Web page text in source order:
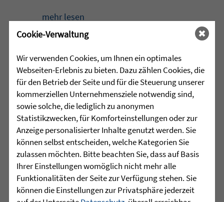
mehr lesen
29.07.2026 |• HÖR-SPRACHZENTRUM
Mutmurmeln und
Rechenmäuse - auf geht´s in
die Schulzeit
Am Mittwoch, 27.07.26 verabschiedete
das Team des Schulkindergartens der
Leopoldschule in Altshausen die
Vorschüler mit einer bunten und
emotionalen ...
Cookie-Verwaltung
Wir verwenden Cookies, um Ihnen ein optimales
Webseiten-Erlebnis zu bieten. Dazu zählen Cookies, die
für den Betrieb der Seite und für die Steuerung unserer
kommerziellen Unternehmensziele notwendig sind,
sowie solche, die lediglich zu anonymen
Statistikzwecken, für Komforteinstellungen oder zur
Anzeige personalisierter Inhalte genutzt werden. Sie
können selbst entscheiden, welche Kategorien Sie
zulassen möchten. Bitte beachten Sie, dass auf Basis
Ihrer Einstellungen womöglich nicht mehr alle
Funktionalitäten der Seite zur Verfügung stehen. Sie
können die Einstellungen zur Privatsphäre jederzeit